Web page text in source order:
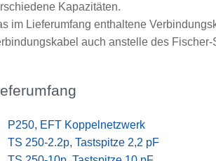
Kapazitäten.
im Lieferumfang enthaltene
auch anstelle des
P250, EFT Koppelnetzwerk
TS 250-2.2p, Tastspitze 2,2 pF